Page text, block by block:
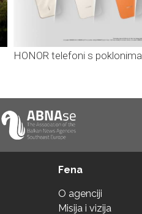
HONOR telefoni s
Fena
O agenciji
Misija i vizija